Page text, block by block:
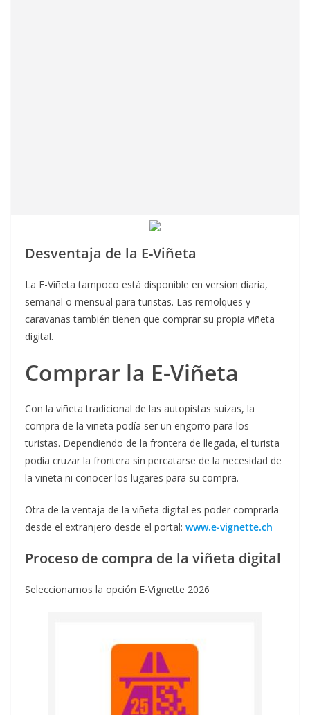
Desventaja de la E-Viñeta
La E-Viñeta tampoco está disponible en version diaria,
semanal o mensual para turistas. Las remolques y
caravanas también tienen que comprar su propia viñeta
digital.
Comprar la E-Viñeta
Con la viñeta tradicional de las autopistas suizas, la
compra de la viñeta podía ser un engorro para los
turistas. Dependiendo de la frontera de llegada, el turista
podía cruzar la frontera sin percatarse de la necesidad de
la viñeta ni conocer los lugares para su compra.
Otra de la ventaja de la viñeta digital es poder comprarla
desde el extranjero desde el portal: www.e-vignette.ch
Proceso de compra de la viñeta digital
Seleccionamos la opción E-Vignette 2026